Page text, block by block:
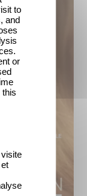
to
and
or
this